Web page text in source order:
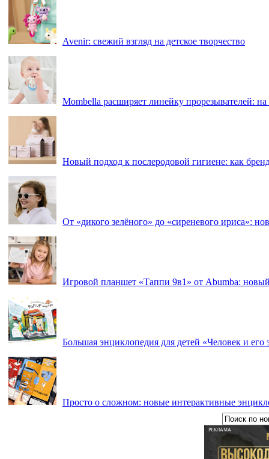
Avenir: свежий взгляд на детское творчество
Mombella расширяет линейку прорезывателей:
Новый подход к послеродовой гигиене: как
От «дикого зелёного» до «сиреневого ириса»:
Игровой планшет «Таппи 9в1» от Abumba:
Большая энциклопедия для детей «Человек и
Просто о сложном: новые интерактивные
РЕКЛАМА